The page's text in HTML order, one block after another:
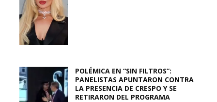
POLÉMICA EN “SIN FILTROS”:
PANELISTAS APUNTARON CONTRA
LA PRESENCIA DE CRESPO Y SE
RETIRARON DEL PROGRAMA